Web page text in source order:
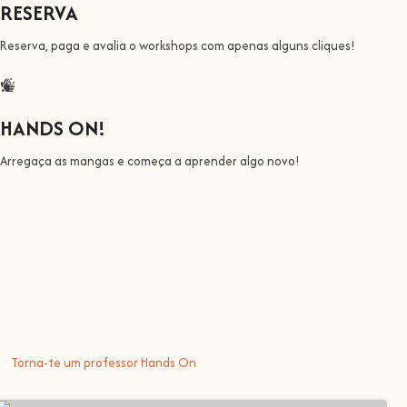
RESERVA
Reserva, paga e avalia o workshops com apenas alguns cliques!
HANDS ON!
Arregaça as mangas e começa a aprender algo novo!
Torna-te um professor Hands On